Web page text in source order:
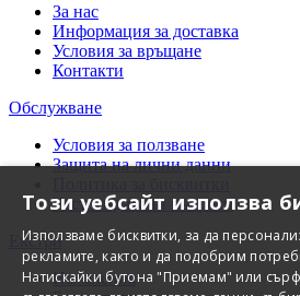
За нас
Информация за доставка
Условия за връщане
Контакти
Обслужване
Условия за ползване
Защита на лични данни
Често задавани въпроси
Екстри
Намаления
Този уебсайт използва
Използваме бисквитки, за да
рекламите, както и да подобрим
Натискайки бутона "Приемам" или